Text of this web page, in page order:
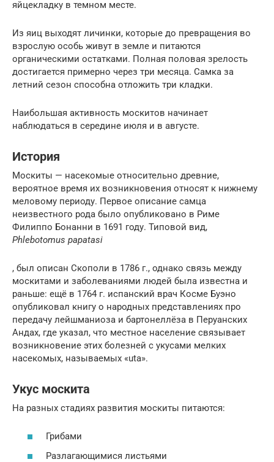
яйцекладку в темном месте.
Из яиц выходят личинки, которые до превращения во
взрослую особь живут в земле и питаются
органическими остатками. Полная половая зрелость
достигается примерно через три месяца. Самка за
летний сезон способна отложить три кладки.
Наибольшая активность москитов начинает
наблюдаться в середине июля и в августе.
История
Москиты — насекомые относительно древние,
вероятное время их возникновения относят к нижнему
меловому периоду. Первое описание самца
неизвестного рода было опубликовано в Риме
Филиппо Бонанни в 1691 году. Типовой вид,
Phlebotomus papatasi
, был описан Скополи в 1786 г., однако связь между
москитами и заболеваниями людей была известна и
раньше: ещё в 1764 г. испанский врач Косме Буэно
опубликовал книгу о народных представлениях про
передачу лейшманиоза и бартонеллёза в Перуанских
Андах, где указал, что местное население связывает
возникновение этих болезней с укусами мелких
насекомых, называемых «uta».
Укус москита
На разных стадиях развития москиты питаются:
Грибами
Разлагающимися листьями